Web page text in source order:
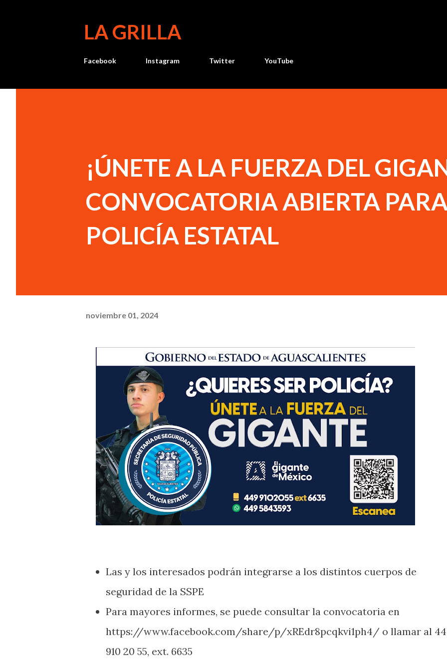
LA GRILLA
Facebook Instagram Twitter YouTube
¡ÚNETE A LA FUERZA DEL
CONVOCATORIA ABIERTA
POLICÍA ESTATAL
noviembre 01, 2024
Las y los interesados podrán integrarse a los distintos cuerpos de
seguridad de la SSPE
Para mayores informes, se puede consultar la convocatoria en
https://www.facebook.com/share/p/xREdr8pcqkvi1ph4/ o llamar al
910 20 55, ext. 6635